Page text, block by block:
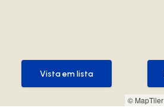
© MapTiler
Vista em lista
Vista em lista